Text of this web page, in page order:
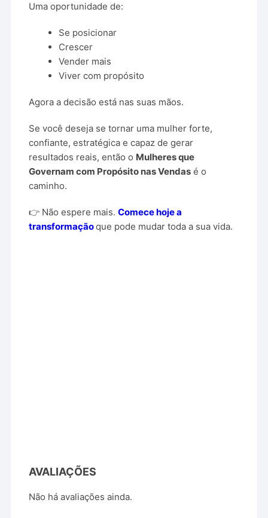
Umaoportunidadede:
Se posicionar
Crescer
Vender mais
Vivercom propósito
Agoraadecisãoestá nas suas mãos.
Sevocêdeseja setornar uma mulherforte,
confiante,estratégicaecapazdegerar
resultados reais,entãoo Mulheresque
Governamcom Propósito nasVendas éo
caminho.
👉 Nãoespere mais.Comecehojea
transformaçãoque pode mudartodaa suavida.
AVALIAÇÕES
Não há avaliações ainda.